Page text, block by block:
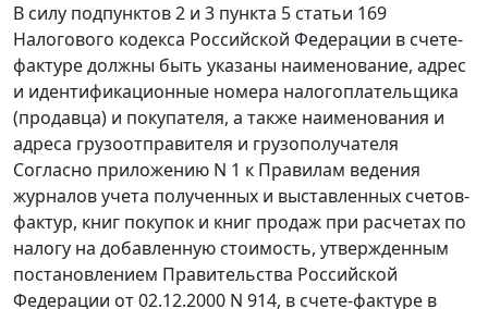
В силу подпунктов 2 и 3 пункта 5 статьи 169
Налогового кодекса Российской Федерации в счете-
фактуре должны быть указаны наименование, адрес
и идентификационные номера налогоплательщика
(продавца) и покупателя, а также наименования и
адреса грузоотправителя и грузополучателя
Согласно приложению N 1 к Правилам ведения
журналов учета полученных и выставленных счетов-
фактур, книг покупок и книг продаж при расчетах по
налогу на добавленную стоимость, утвержденным
постановлением Правительства Российской
Федерации от 02.12.2000 N 914, в счете-фактуре в